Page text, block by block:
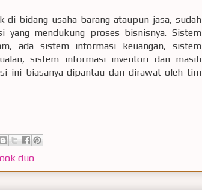
di bidang usaha barang ataupun jasa, sudah
yang mendukung proses bisnisnya. Sistem
ada sistem informasi keuangan, sistem
sistem informasi inventori dan masih
ini biasanya dipantau dan dirawat oleh tim
duo